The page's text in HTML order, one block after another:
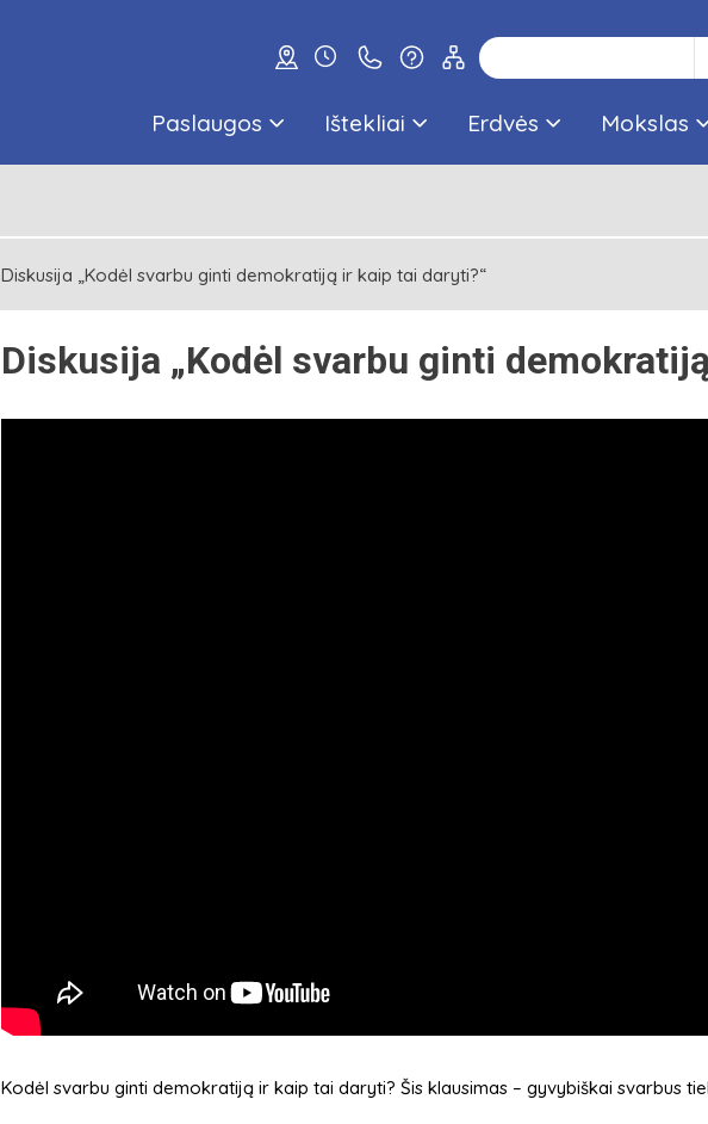
Paslaugos Ištekliai Erdvės Mokslas
Diskusija „Kodėl svarbu ginti demokratiją ir kaip tai daryti?“
Diskusija „Kodėl svarbu ginti
Kodėl svarbu ginti demokratiją ir kaip tai daryti? Šis klausimas – gyvybiškai svarbus